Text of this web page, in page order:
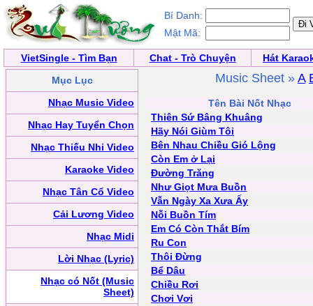
Bí Danh:
Mật Mã:
VietSingle - Tìm Bạn Chat - Trò Chuyện
Hát
Mục Lục
Nhạc Music Video
Nhạc Hay Tuyển Chọn
Nhạc Thiếu Nhi Video
Karaoke Video
Nhạc Tân Cổ Video
Cải Lương Video
Nhạc Midi
Lời Nhạc (Lyric)
Nhạc có Nốt (Music
Sheet)
Music Sheet » A
Tên Bài Nốt Nhạc
Thiên Sứ Bâng Khuâng
Hãy Nói Giùm Tôi
Bên Nhau Chiều Gió Lộng
Còn Em ở Lại
Đường Trăng
Như Giọt Mưa Buồn
Vẫn Ngày Xa Xưa Ấy
Nỗi Buồn Tím
Em Có Còn Thắt Bím
Ru Con
Thôi Đừng
Bể Dâu
Chiều Rơi
Chơi Vơi